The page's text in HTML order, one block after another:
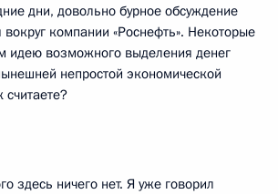
дни, довольно бурное обсуждение
вокруг компании «Роснефть». Некоторые
идею возможного выделения денег
непростой экономической
здесь ничего нет. Я уже говорил